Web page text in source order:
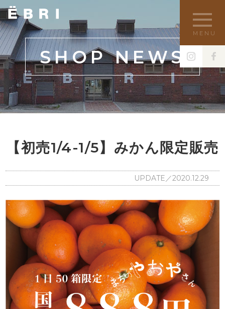
MENU
SHOP NEWS
【初売1/4-1/5】みかん限定販売
UPDATE／2020.12.29